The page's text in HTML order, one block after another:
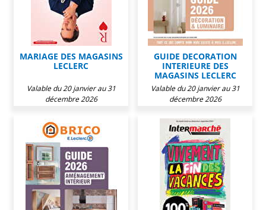
MARIAGE DES MAGASINS
LECLERC
Valable du 20 janvier au 31
décembre 2026
GUIDE DECORATION
INTERIEURE DES
MAGASINS LECLERC
Valable du 20 janvier au 31
décembre 2026